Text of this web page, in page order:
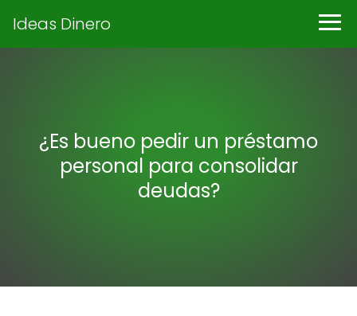
Ideas Dinero
¿Es bueno pedir un préstamo
personal para consolidar
deudas?